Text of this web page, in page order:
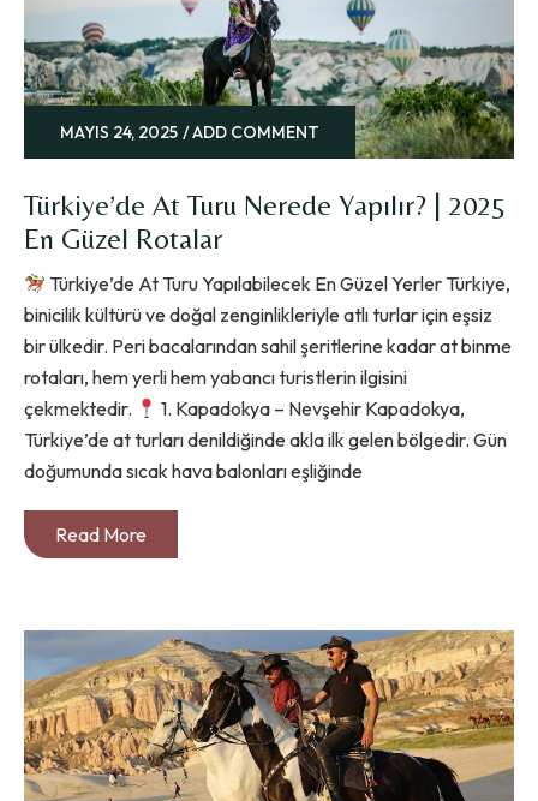
MAYIS 24, 2025 ADD COMMENT
Türkiye’de At Turu Nerede Yapılır? | 2025
En Güzel Rotalar
Türkiye’de At Turu Yapılabilecek En Güzel Yerler Türkiye,
binicilik kültürü ve doğal zenginlikleriyle atlı turlar için eşsiz
bir ülkedir. Peri bacalarından sahil şeritlerine kadar at binme
rotaları, hem yerli hem yabancı turistlerin ilgisini
çekmektedir.
1. Kapadokya – Nevşehir Kapadokya,
Türkiye’de at turları denildiğinde akla ilk gelen bölgedir. Gün
doğumunda sıcak hava balonları eşliğinde
Read More